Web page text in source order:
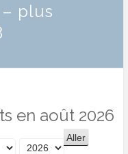
plus
en août 2026